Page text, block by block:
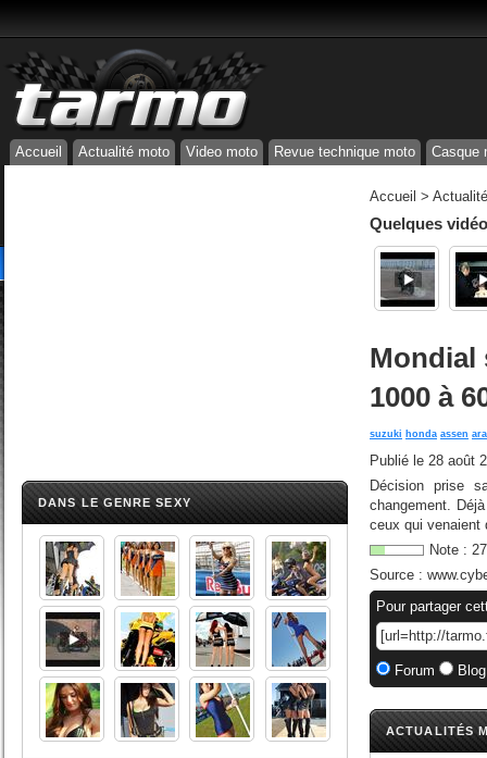
Accueil Actualité moto Video moto Revue technique moto Casque
DANS LE GENRE SEXY
Accueil >
Quelques
Mondial
1000 à
suzuki honda assen
Publié le 28 août
Décision prise
changement.
ceux qui venaient
Note : 27
Source :
Pour partager
Forum
ACTUALITÉS